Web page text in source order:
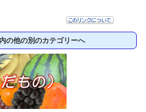
の他の別のカテゴリーへ